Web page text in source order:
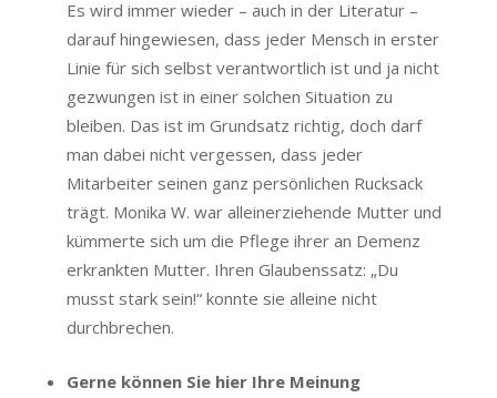
Es wird immer wieder – auch in der Literatur –
darauf hingewiesen, dass jeder Mensch in erster
Linie für sich selbst verantwortlich ist und ja nicht
gezwungen ist in einer solchen Situation zu
bleiben. Das ist im Grundsatz richtig, doch darf
man dabei nicht vergessen, dass jeder
Mitarbeiter seinen ganz persönlichen Rucksack
trägt. Monika W. war alleinerziehende Mutter und
kümmerte sich um die Pflege ihrer an Demenz
erkrankten Mutter. Ihren Glaubenssatz: „Du
musst stark sein!“ konnte sie alleine nicht
durchbrechen.
Gerne können Sie hier Ihre Meinung